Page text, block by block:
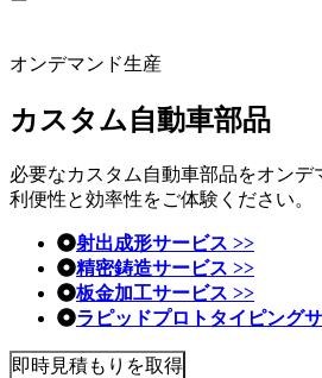
オンデマンド生産
カスタム自動車部品
必要なカスタム自動車部品をオン
利便性と効率性をご体験ください。
射出成形サービス >>
精密鋳造サービス >>
板金加工サービス >>
ラピッドプロトタイピング
即時見積もりを取得